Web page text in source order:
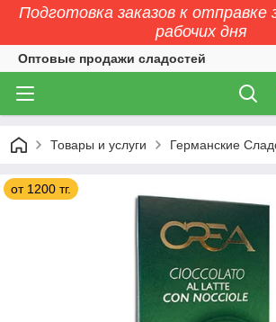
Подготовка заказов к отправке
рабочих дня
Оптовые продажи сладостей
Товары и услуги Германские
от 1200 тг.